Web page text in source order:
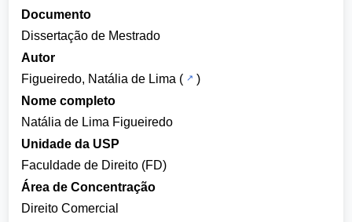
Documento
Dissertação de Mestrado
Autor
Figueiredo, Natália de Lima (
)
Nome completo
Natália de Lima Figueiredo
Unidade da USP
Faculdade de Direito (FD)
Área de Concentração
Direito Comercial